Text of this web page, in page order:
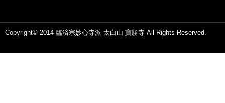
Copyright© 2014 臨済宗妙心寺派 太白山 寶勝寺 All Rights Reserved.